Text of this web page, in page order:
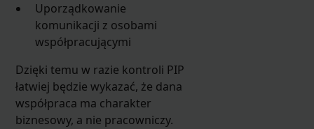
Uporządkowanie
komunikacji z osobami
współpracującymi
Dzięki temu w razie kontroli PIP
łatwiej będzie wykazać, że dana
współpraca ma charakter
biznesowy, a nie pracowniczy.